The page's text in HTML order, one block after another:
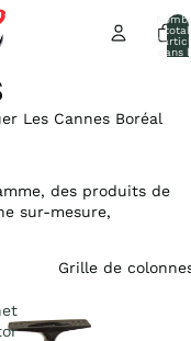
total
dans
Les Cannes Boréal
des produits de
sur-mesure,
Grille de